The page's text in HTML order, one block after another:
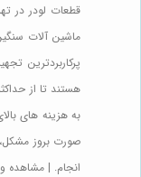
قطعات لودر در
ماشین آلات
پرکاربردترین
هستند تا از
به هزینه های
صورت بروز مشکل،
انجام. | مشاهده